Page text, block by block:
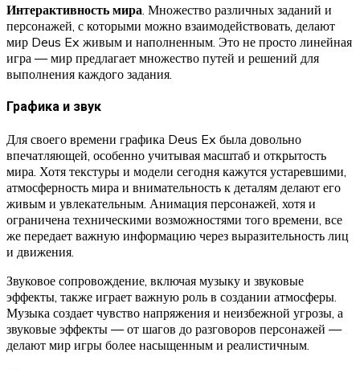
Интерактивность мира . Множество различных заданий и
персонажей, с которыми можно взаимодействовать, делают
мир Deus Ex живым и наполненным. Это не просто линейная
игра — мир предлагает множество путей и решений для
выполнения каждого задания.
Графика и звук
Для своего времени графика Deus Ex была довольно
впечатляющей, особенно учитывая масштаб и открытость
мира. Хотя текстуры и модели сегодня кажутся устаревшими,
атмосферность мира и внимательность к деталям делают его
живым и увлекательным. Анимация персонажей, хотя и
ограничена техническими возможностями того времени, все
же передает важную информацию через выразительность лиц
и движения.
Звуковое сопровождение, включая музыку и звуковые
эффекты, также играет важную роль в создании атмосферы.
Музыка создает чувство напряжения и неизбежной угрозы, а
звуковые эффекты — от шагов до разговоров персонажей —
делают мир игры более насыщенным и реалистичным.